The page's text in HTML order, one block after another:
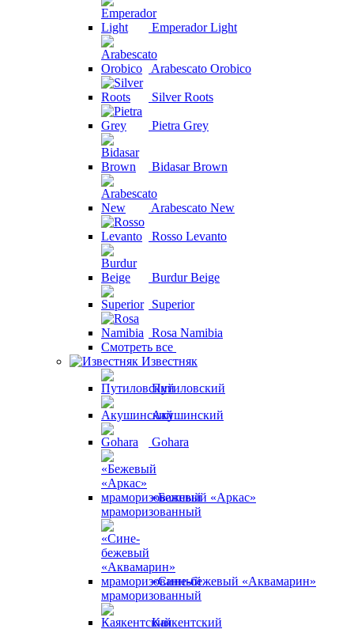
Emperador Light
Arabescato Orobico
Silver Roots
Pietra Grey
Bidasar Brown
Arabescato New
Rosso Levanto
Burdur Beige
Superior
Rosa Namibia
Смотреть все
Известняк
Путиловский
Акушинский
Gohara
«Бежевый «Аркас»
мраморизованный
«Сине-бежевый «Аквамарин»
мраморизованный
Каякентский